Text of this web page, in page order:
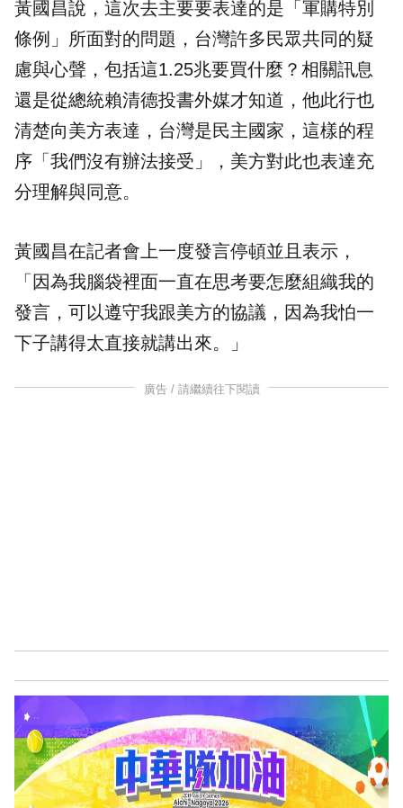
黃國昌說，這次去主要要表達的是「 軍購特別
條例」所面對的問題，台灣許多民眾共同的疑
慮與心聲，包括這1.25兆要買什麼？相關訊息
還是從總統賴清德投書外媒才知道，他此行也
清楚向美方表達，台灣是民主國家，這樣的程
序「我們沒有辦法接受」，美方對此也表達充
分理解與同意。
黃國昌在記者會上一度發言停頓並且表示，
「因為我腦袋裡面一直在思考要怎麼組織我的
發言，可以遵守我跟美方的協議，因為我怕一
下子講得太直接就講出來。」
廣告 / 請繼續往下閱讀